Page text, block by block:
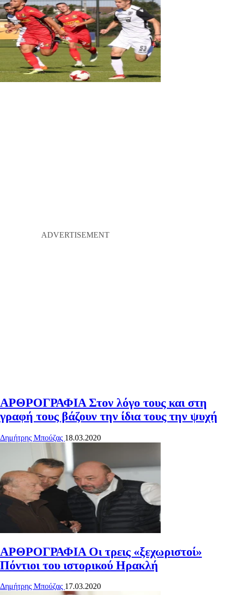
ΑΡΘΡΟΓΡΑΦΙΑ Στον λόγο τους και στη
γραφή τους βάζουν την ίδια τους την ψυχή
Δημήτρης Μπούζας 18.03.2020
ΑΡΘΡΟΓΡΑΦΙΑ Οι τρεις «ξεχωριστοί»
Πόντιοι του ιστορικού Ηρακλή
Δημήτρης Μπούζας 17.03.2020